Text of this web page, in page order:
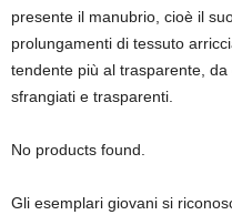
presente il manubrio, cioè il
prolungamenti di tessuto
tendente più al trasparente,
sfrangiati e trasparenti.
No products found.
Gli esemplari giovani si